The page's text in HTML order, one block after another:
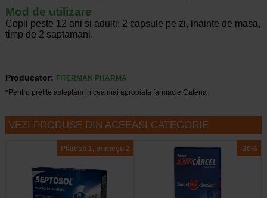
Mod de utilizare
Copii peste 12 ani si adulti: 2 capsule pe zi, inainte de masa,
timp de 2 saptamani.
Producator:
FITERMAN PHARMA
*Pentru pret te asteptam in cea mai apropiata farmacie Catena
VEZI PRODUSE DIN ACEEASI CATEGORIE
Plătești 1, primești 2 -20%